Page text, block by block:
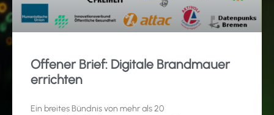
Offener Brief: Digitale Brandmauer
errichten
Ein breites Bündnis von mehr als 20